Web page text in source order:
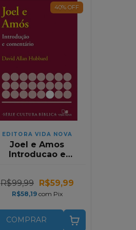
40% OFF
EDITORA VIDA NOVA
Joel e Amos
Introducao e
R$99,99 R$59,99
R$58,19 com Pix
COMPRAR